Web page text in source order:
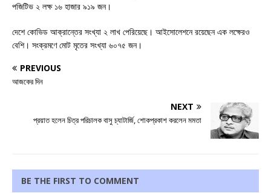
পজিটিভ ২ লক্ষ ১৬ হাজার ৯১৯ জন।
দেশে কোভিড আক্রান্তের সংখ্যা ২ লাখ পেরিয়েছে। আইসোলেশনে রয়েছেন এক লক্ষেরও
বেশি। সংক্রমণে মোট মৃতের সংখ্যা ৬০৭৫ জন।
PREVIOUS
আজকের দিন
NEXT
প্রয়াত হলেন চিত্র পরিচালক বাসু চ্যাটার্জি, শোকপ্রকাশ করলেন মমতা
BE THE FIRST TO COMMENT